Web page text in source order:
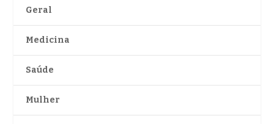
Geral
Medicina
Saúde
Mulher